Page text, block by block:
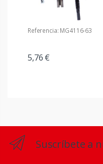
Referencia: MG4116-63
5,76 €
Suscríbete a